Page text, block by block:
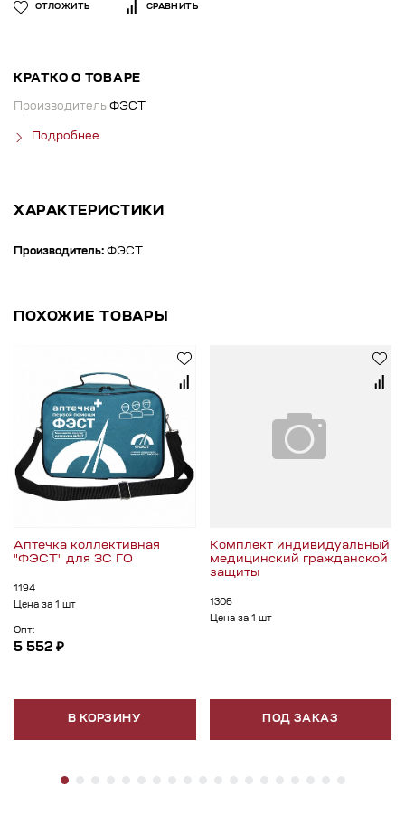
ОТЛОЖИТЬ СРАВНИТЬ
КРАТКО О ТОВАРЕ
Производитель ФЭСТ
Подробнее
ХАРАКТЕРИСТИКИ
Производитель: ФЭСТ
ПОХОЖИЕ ТОВАРЫ
Аптечка коллективная
"ФЭСТ" для ЗС ГО
1194
Цена за 1 шт
Опт:
5 552 ₽
В КОРЗИНУ
Комплект индивидуальный
медицинский гражданской
защиты
1306
Цена за 1 шт
ПОД ЗАКАЗ